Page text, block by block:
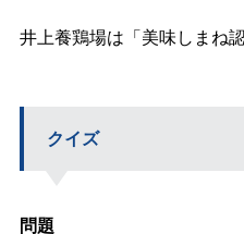
井上養鶏場は「美味しまね
クイズ
問題